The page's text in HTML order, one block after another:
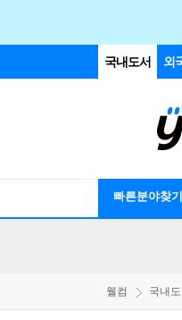
국내도서 외
빠른분야찾기
웰컴 국내도